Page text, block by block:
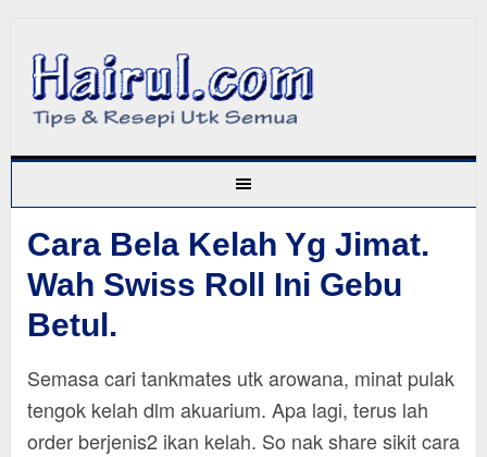
Cara Bela Kelah Yg Jimat.
Wah Swiss Roll Ini Gebu
Betul.
Semasa cari tankmates utk arowana, minat pulak
tengok kelah dlm akuarium. Apa lagi, terus lah
order berjenis2 ikan kelah. So nak share sikit cara